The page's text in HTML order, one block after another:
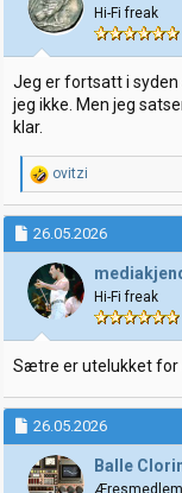
Hi-Fi freak
Jeg er fortsatt i
jeg ikke. Men jeg
klar.
R
e
a
k
j
o
n
r
:
ovitzi
26.05.2026
Hi-Fi freak
Sætre er utelukket for
26.05.2026
Balle
Æresmedlem